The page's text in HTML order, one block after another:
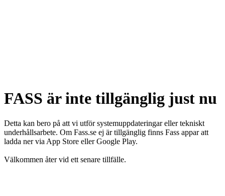
FASS är inte tillgänglig just nu
Detta kan bero på att vi utför systemuppdateringar eller tekniskt
underhållsarbete. Om Fass.se ej är tillgänglig finns Fass appar att
ladda ner via App Store eller Google Play.
Välkommen åter vid ett senare tillfälle.